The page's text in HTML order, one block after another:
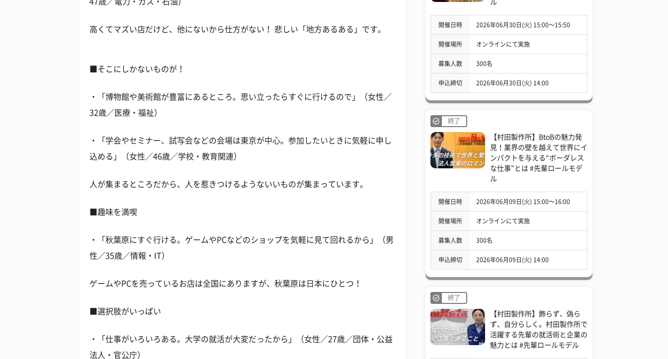
高くてマズい店だけど、他にないから仕方がない！ 悲しい「地方あるある」です。
■そこにしかないものが！
・「博物館や美術館が豊富にあるところ。思い立ったらすぐに行けるので」（女性／
32歳／医療・福祉）
・「学会やセミナー、試写会などの会場は東京が中心。参加したいときに気軽に申し
込める」（女性／46歳／学校・教育関連）
人が集まるところだから、人を惹きつけるようないいものが集まっています。
■趣味を満喫
・「秋葉原にすぐ行ける。ゲームやPCなどのショップを気軽に見て回れるから」（男
性／35歳／情報・IT）
ゲームやPCを売っているお店は全国にありますが、秋葉原は日本にひとつ！
■選択肢がいっぱい
・「仕事がいろいろある。大学の就活が大変だったから」（女性／27歳／団体・公益
法人・官公庁）
ル
開催日時 2026年06月30日(火) 15:00〜15:50
開催場所 オンラインにて実施
募集人数 300名
申込締切 2026年06月30日(火) 14:00
終了
【村田製作所】BtoBの魅力発
見！業界の壁を越えて世界にイ
ンパクトを与える“ボーダレス
な仕事”とは #先輩ロールモデ
ル
開催日時 2026年06月09日(火) 15:00〜16:00
開催場所 オンラインにて実施
募集人数 300名
申込締切 2026年06月09日(火) 14:00
終了
【村田製作所】飾らず、偽ら
ず、自分らしく。村田製作所で
活躍する先輩の就活術と企業の
魅力とは #先輩ロールモデル